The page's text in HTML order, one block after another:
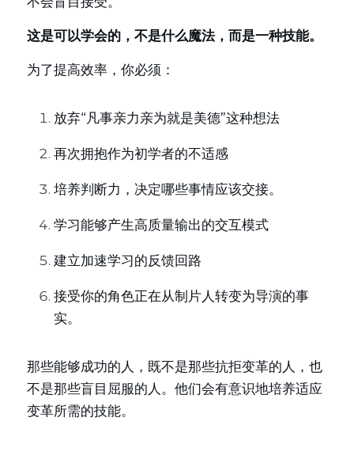
这是可以学会的，不是什么魔法，而是一种技能。
为了提高效率，你必须：
放弃“凡事亲力亲为就是美德”这种想法
再次拥抱作为初学者的不适感
培养判断力，决定哪些事情应该交接。
学习能够产生高质量输出的交互模式
建立加速学习的反馈回路
接受你的角色正在从制片人转变为导演的事
实。
那些能够成功的人，既不是那些抗拒变革的人，也
不是那些盲目屈服的人。他们会有意识地培养适应
变革所需的技能。